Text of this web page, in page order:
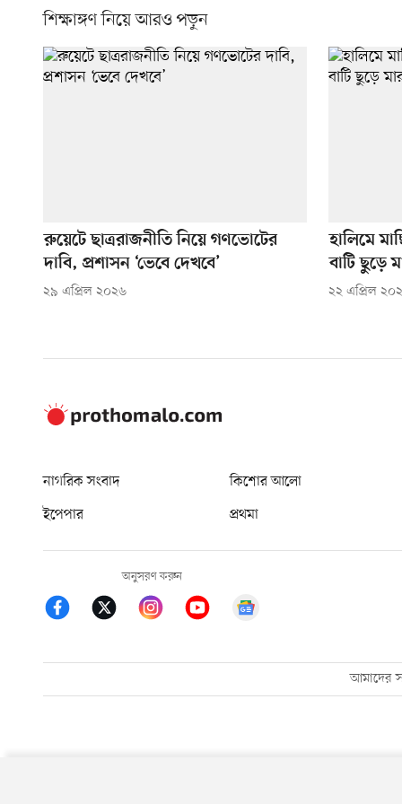
শিক্ষাঙ্গণ নিয়ে আরও পড়ুন
রুয়েটে ছাত্ররাজনীতি নিয়ে গণভোটের
দাবি, প্রশাসন ‘ভেবে দেখবে’
২৯ এপ্রিল ২০২৬
হালিমে
বাটি ছুড়ে
২২ এপ্রিল
নাগরিক সংবাদ কিশোর আলো
ইপেপার
প্রথমা
অনুসরণ করুন
আমাদের